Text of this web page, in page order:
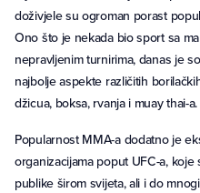
doživjele su ogroman porast
Ono što je nekada bio sport sa
nepravljenim turnirima, danas je
najbolje aspekte različitih
džicua, boksa, rvanja i muay thai-a.
Popularnost MMA-a dodatno je
organizacijama poput UFC-a,
publike širom svijeta, ali i do